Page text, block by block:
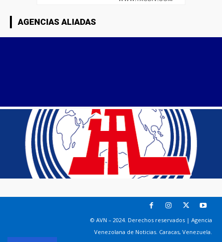
AGENCIAS ALIADAS
© AVN – 2024. Derechos reservados | Agencia
Venezolana de Noticias. Caracas, Venezuela.